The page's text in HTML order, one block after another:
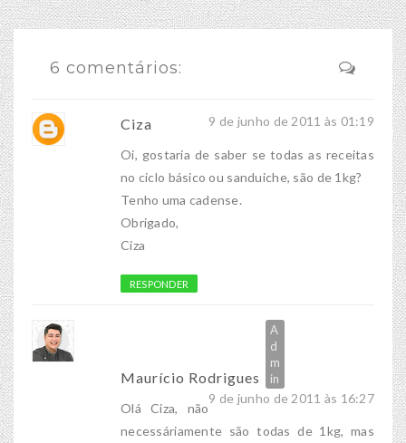
6 comentários:
Ciza 9 de junho de 2011 às 01:19
Oi, gostaria de saber se todas as receitas
no ciclo básico ou sanduiche, são de 1kg?
Tenho uma cadense.
Obrigado,
Ciza
RESPONDER
Maurício Rodrigues
9 de junho de 2011 às 16:27
Olá Ciza, não
necessáriamente são todas de 1kg, mas